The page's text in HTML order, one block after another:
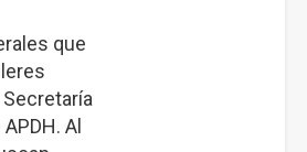
que
Al